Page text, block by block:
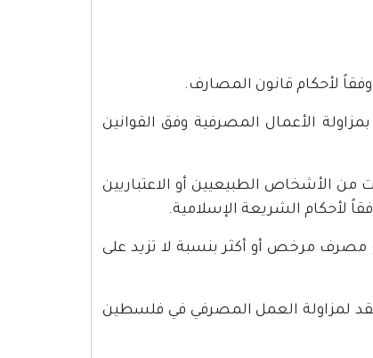
لأحكام قانون المصارف.
الأعمال المصرفية وفق القوانين
الأشخاص الطبيعيين أو الاعتباريين
لأحكام الشريعة الإسلامية.
مرخص أو أكثر بنسبة لا تزيد على
لمزاولة العمل المصرفي في فلسطين